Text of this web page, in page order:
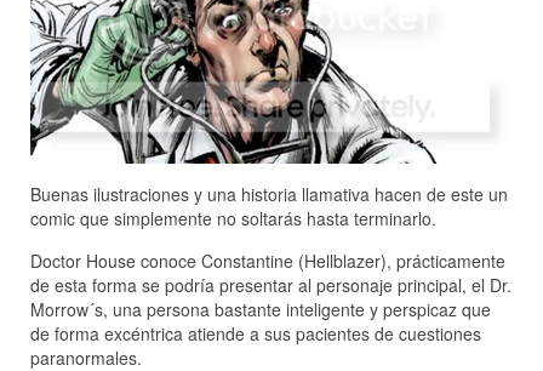
Buenas ilustraciones y una historia llamativa hacen de este un
comic que simplemente no soltarás hasta terminarlo.
Doctor House conoce Constantine (Hellblazer), prácticamente
de esta forma se podría presentar al personaje principal, el Dr.
Morrow´s, una persona bastante inteligente y perspicaz que
de forma excéntrica atiende a sus pacientes de cuestiones
paranormales.